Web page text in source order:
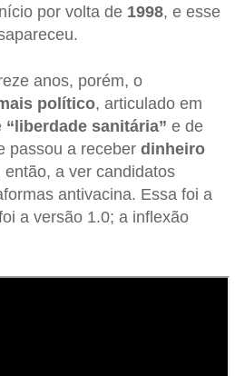
por volta de 1998, e esse
anos, porém, o
político, articulado em
“liberdade sanitária” e de
passou a receber dinheiro
então, a ver candidatos
antivacina. Essa foi a
a versão 1.0; a inflexão